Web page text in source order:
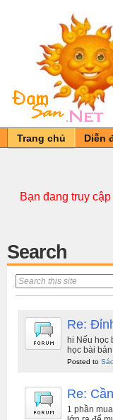
Trang chủ Diễn
Bạn đang truy
Search
Re:
hi Nếu học
học bài
Posted to
Re:
1 phần